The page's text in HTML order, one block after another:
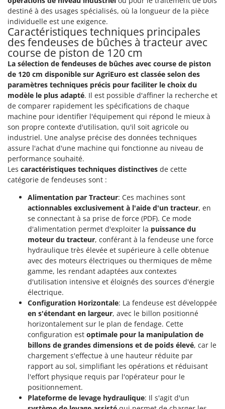
H
Haches - Cognées et Hachettes
Hachoirs à viande
Herses à Dents
Herses Rotatives
L
Lames à neige
Lames niveleuses pour tracteur
Lave-vitres
Lieuses électriques pour vignes
M
Machines à pâtes
Machines sous vide
Motobineuses
Motoculteurs
Motofaucheuses
Motopompes pour irrigation
Moulins à céréales électriques
Moulins à farine
Nettoyeurs et Balais à vapeur
Nettoyeurs haute pression
Nettoyeurs tapis, moquettes et tapisseries
Peignes vibreurs et Secoueurs à olives
Pelles rétros pour tracteur
Effeuno
Einhell
Elegen
Energy Gruppi
Enotecnica Pillan
Eschenfelder
EuroMech
Eurosystems
F
FAC
Fama Industrie
Famag
Famur
FARMER
FBC
Ferrari Group
Ferroni
Ferrua
FIAC
FIEM
Fimar
FINI
Fiorentini
Fiskars
Flymo
Fontana Forni
Forest Master
destiné à des usages spécialisés, où la longueur de la pièce
individuelle est une exigence.
Caractéristiques techniques principales
des fendeuses de bûches à tracteur avec
course de piston de 120 cm
La sélection de fendeuses de bûches avec course de piston
de 120 cm disponible sur AgriEuro est classée selon des
paramètres techniques précis pour faciliter le choix du
modèle le plus adapté. Il est possible d'affiner la recherche et
de comparer rapidement les spécifications de chaque
machine pour identifier l'équipement qui répond le mieux à
son propre contexte d'utilisation, qu'il soit agricole ou
industriel. Une analyse précise des données techniques
assure l'achat d'une machine qui fonctionne au niveau de
performance souhaité.
Les caractéristiques techniques distinctives de cette
catégorie de fendeuses sont :
Alimentation par Tracteur: Ces machines sont
actionnables exclusivement à l'aide d'un tracteur, en
se connectant à sa prise de force (PDF). Ce mode
d'alimentation permet d'exploiter la puissance du
moteur du tracteur, conférant à la fendeuse une force
hydraulique très élevée et supérieure à celle obtenue
avec des moteurs électriques ou thermiques de même
gamme, les rendant adaptées aux contextes
d'utilisation intensive et éloignés des sources d'énergie
électrique.
Configuration Horizontale: La fendeuse est développée
en s'étendant en largeur, avec le billon positionné
horizontalement sur le plan de fendage. Cette
configuration est optimale pour la manipulation de
billons de grandes dimensions et de poids élevé, car le
chargement s'effectue à une hauteur réduite par
rapport au sol, simplifiant les opérations et réduisant
l'effort physique requis par l'opérateur pour le
positionnement.
Plateforme de levage hydraulique: Il s'agit d'un